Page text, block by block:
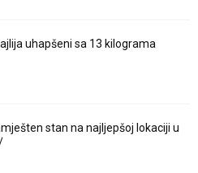
uhapšeni sa 13 kilograma
stan na najljepšoj lokaciji u